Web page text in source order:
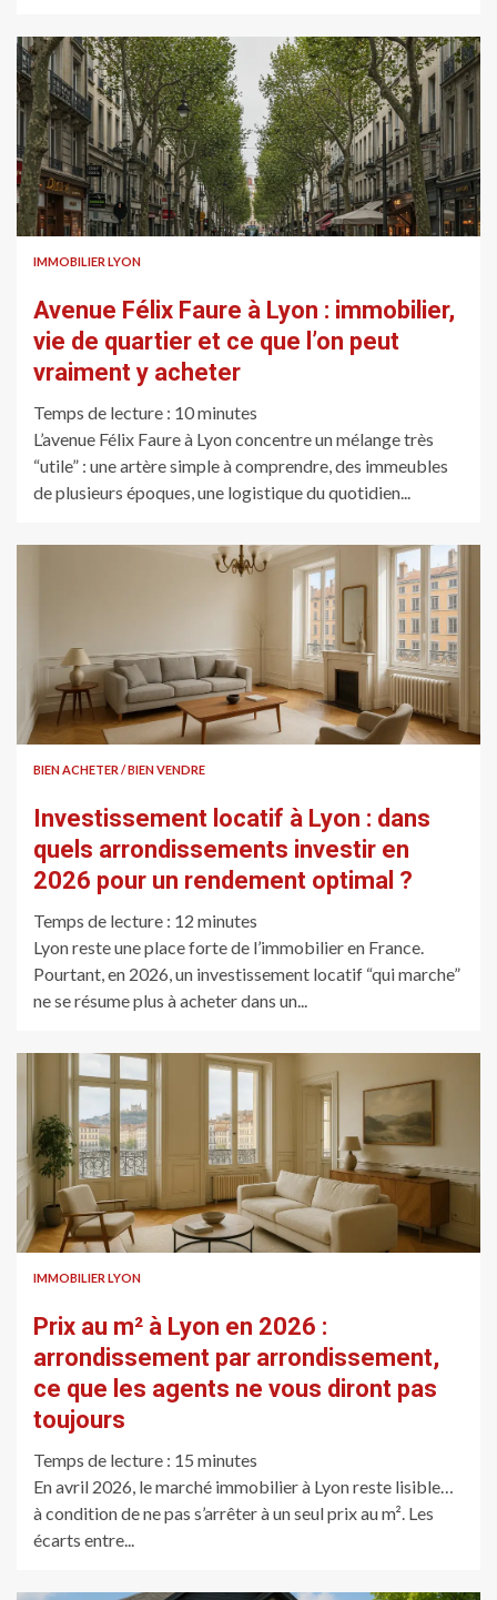
IMMOBILIER LYON
Avenue Félix Faure à Lyon : immobilier,
vie de quartier et ce que l’on peut
vraiment y acheter
Temps de lecture : 10minutes
L’avenue Félix Faure à Lyon concentre un mélange très
“utile” : une artère simple à comprendre, des immeubles
de plusieurs époques, une logistique du quotidien...
BIEN ACHETER / BIEN VENDRE
Investissement locatif à Lyon : dans
quels arrondissements investir en
2026 pour un rendement optimal ?
Temps de lecture : 12 minutes
Lyon reste une place forte de l’immobilier en France.
Pourtant, en 2026, un investissement locatif “qui marche”
ne se résume plus à acheter dans un...
IMMOBILIER LYON
Prix au m² à Lyon en 2026 :
arrondissement par arrondissement,
ce que les agents ne vous diront pas
toujours
Temps de lecture : 15 minutes
En avril 2026, le marché immobilier à Lyon reste lisible…
à condition de ne pas s’arrêter à un seul prix au m². Les
écarts entre...